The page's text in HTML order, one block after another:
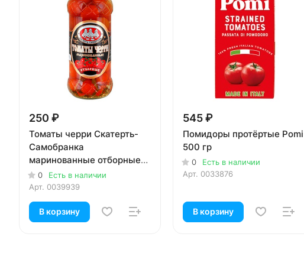
250 ₽
Томаты черри Скатерть-
Самобранка
маринованные отборные
580 мл
0
Есть в наличии
Арт. 0039939
В корзину
545 ₽
Помидоры протёртые Pomi
500 гр
0
Есть в наличии
Арт. 0033876
В корзину